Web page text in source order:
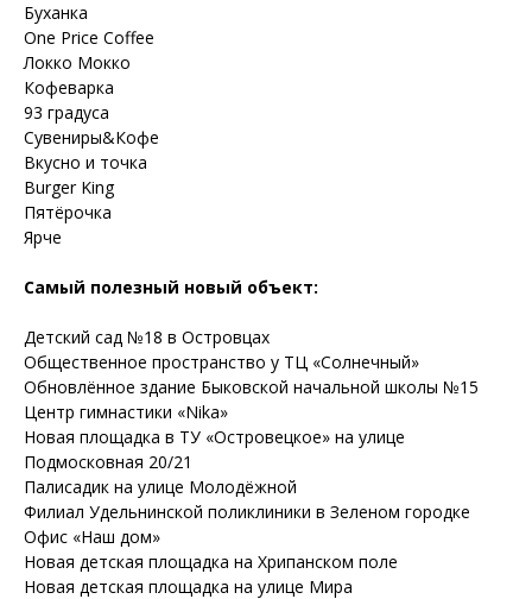
Буханка
One Price Coffee
Локко Мокко
Кофеварка
93 градуса
Сувениры&Кофе
Вкусно и точка
Burger King
Пятёрочка
Ярче
Самый полезный новый объект:
Детский сад №18 в Островцах
Общественное пространство у ТЦ «Солнечный»
Обновлённое здание Быковской начальной школы №15
Центр гимнастики «Nika»
Новая площадка в ТУ «Островецкое» на улице
Подмосковная 20/21
Палисадик на улице Молодёжной
Филиал Удельнинской поликлиники в Зеленом городке
Офис «Наш дом»
Новая детская площадка на Хрипанском поле
Новая детская площадка на улице Мира